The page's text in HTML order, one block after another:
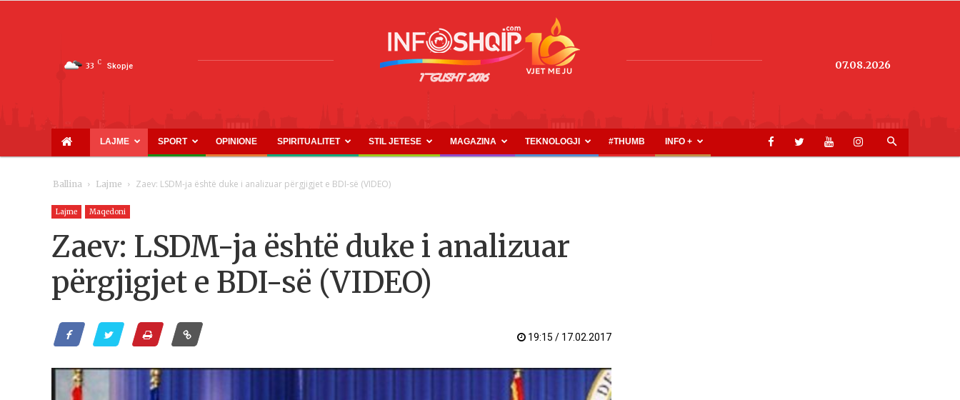
33 C Skopje
INFOSHQIP.COM
07.08.2026
LAJME SPORT OPINIONE SPIRITUALITET STIL JETESE MAGAZINA TEKNOLOGJI #THUMB INFO +
Ballina Lajme Zaev: LSDM-ja është duke i analizuar përgjigjet e BDI-së (VIDEO)
Lajme Maqedoni
Zaev: LSDM-ja është duke i analizuar
përgjigjet e BDI-së (VIDEO)
19:15 / 17.02.2017